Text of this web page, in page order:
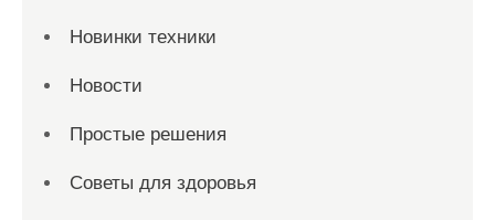
Новинки техники
Новости
Простые решения
Советы для здоровья